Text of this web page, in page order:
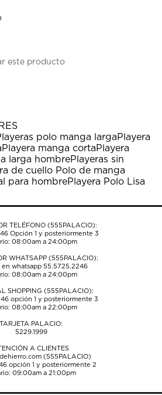
este producto
polo manga largaPlayera
Playera manga cortaPlayera
larga hombrePlayeras sin
de cuello Polo de manga
para hombrePlayera Polo Lisa
TELÉFONO (555PALACIO):
Opción 1 y posteriormente 3
08:00am a 24:00pm
WHATSAPP (555PALACIO):
en whatsapp 55.5725.2246
08:00am a 24:00pm
SHOPPING (555PALACIO):
opción 1 y posteriormente 3
08:00am a 22:00pm
TARJETA PALACIO:
5229.1999
A CLIENTES
(555PALACIO)
opción 1 y posteriormente 2
09:00am a 21:00pm